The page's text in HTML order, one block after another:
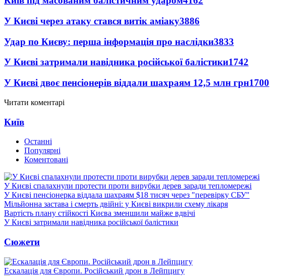
У Києві через атаку стався витік аміаку3886
Удар по Києву: перша інформація про наслідки3833
У Києві затримали навідника російської балістики1742
У Києві двоє пенсіонерів віддали шахраям 12,5 млн грн1700
Читати коментарі
Київ
Останні
Популярні
Коментовані
У Києві спалахнули протести проти вирубки дерев заради тепломережі
У Києві пенсіонерка віддала шахраям $18 тисяч через "перевірку СБУ"
Мільйонна застава і смерть двійні: у Києві викрили схему лікаря
Вартість плану стійкості Києва зменшили майже вдвічі
У Києві затримали навідника російської балістики
Сюжети
Ескалація для Європи. Російський дрон в Лейпцигу